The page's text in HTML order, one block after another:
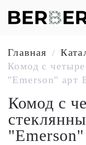
Главная /
Комод с
"Emerson" арт
Комод с